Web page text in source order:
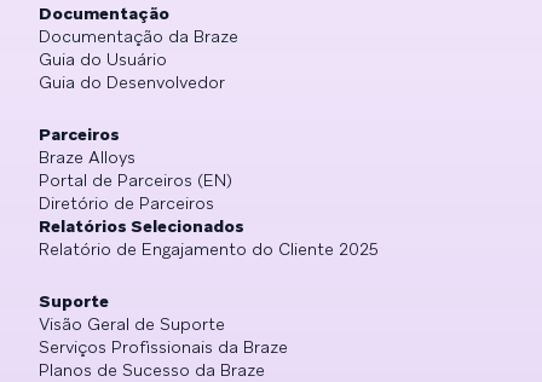
Documentação
Documentação da Braze
Guia do Usuário
Guia do Desenvolvedor
Parceiros
Braze Alloys
Portal de Parceiros (EN)
Diretório de Parceiros
Relatórios Selecionados
Relatório de Engajamento do Cliente 2025
Suporte
Visão Geral de Suporte
Serviços Profissionais da Braze
Planos de Sucesso da Braze